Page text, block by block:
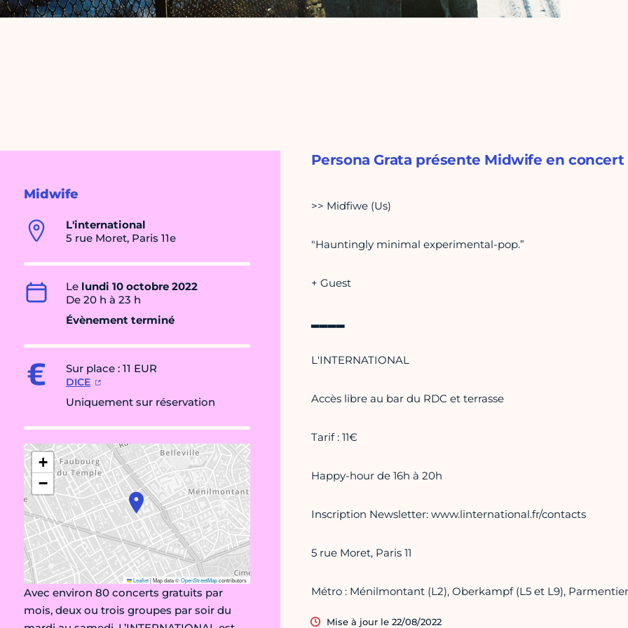
Midwife
L'international
5 rue Moret, Paris 11e
Le lundi 10 octobre 2022
De 20 h à 23 h
Évènement terminé
Sur place : 11 EUR
DICE
Uniquement sur réservation
+
−
Leaflet|Map data ©OpenStreetMapcontributors
Avec environ 80 concerts gratuits par
mois, deux ou trois groupes par soir du
Persona Grata présente Midwife en concert
>> Midfiwe (Us)
"Hauntingly minimal experimental-pop.”
+ Guest
▂▂▂▂
L'INTERNATIONAL
Accès libre au bar du RDC et terrasse
Tarif : 11€
Happy-hour de 16h à 20h
Inscription Newsletter: www.linternational.fr/contacts
5 rue Moret, Paris 11
Métro : Ménilmontant (L2), Oberkampf (L5 et L9),
Mise à jour le 22/08/2022